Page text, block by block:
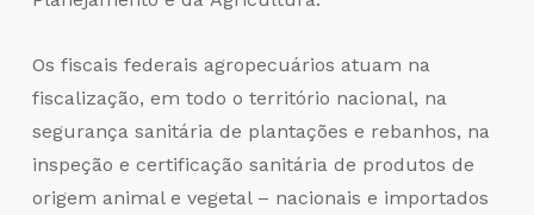
Os fiscais federais agropecuários atuam na
fiscalização, em todo o território nacional, na
segurança sanitária de plantações e rebanhos, na
inspeção e certificação sanitária de produtos de
origem animal e vegetal – nacionais e importados